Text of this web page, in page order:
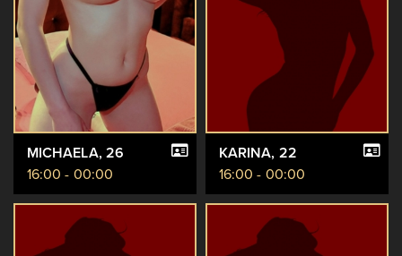
MICHAELA, 26
16:00 - 00:00
KARINA, 22
16:00 - 00:00